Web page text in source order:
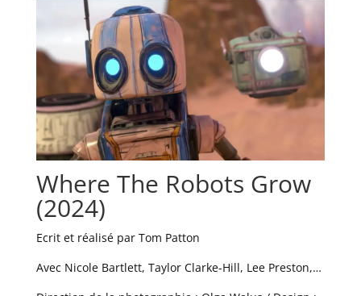
Where The Robots Grow
(2024)
Ecrit et réalisé par Tom Patton
Avec Nicole Bartlett, Taylor Clarke-Hill, Lee Preston,…